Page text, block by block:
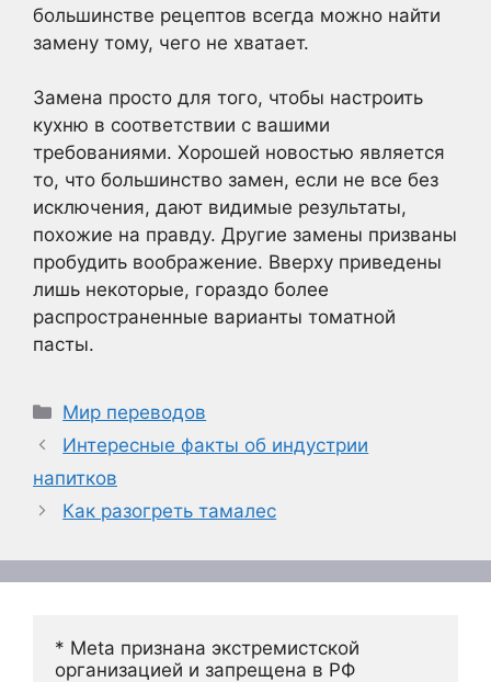
большинстве рецептов всегда можно найти
замену тому, чего не хватает.
Замена просто для того, чтобы настроить
кухню в соответствии с вашими
требованиями. Хорошей новостью является
то, что большинство замен, если не все без
исключения, дают видимые результаты,
похожие на правду. Другие замены призваны
пробудить воображение. Вверху приведены
лишь некоторые, гораздо более
распространенные варианты томатной
пасты.
Рубрики
Мир переводов
Интересные факты об индустрии
напитков
Как разогреть тамалес
* Meta признана экстремистской
организацией и запрещена в РФ